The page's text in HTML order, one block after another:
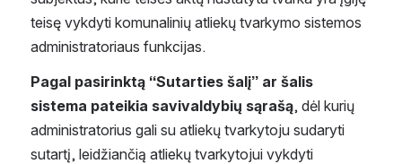
teisę vykdyti komunalinių atliekų tvarkymo sistemos
administratoriaus funkcijas.
Pagal pasirinktą “Sutarties šalį” ar šalis
sistema pateikia savivaldybių sąrašą, dėl kurių
administratorius gali su atliekų tvarkytoju sudaryti
sutartį, leidžiančią atliekų tvarkytojui vykdyti